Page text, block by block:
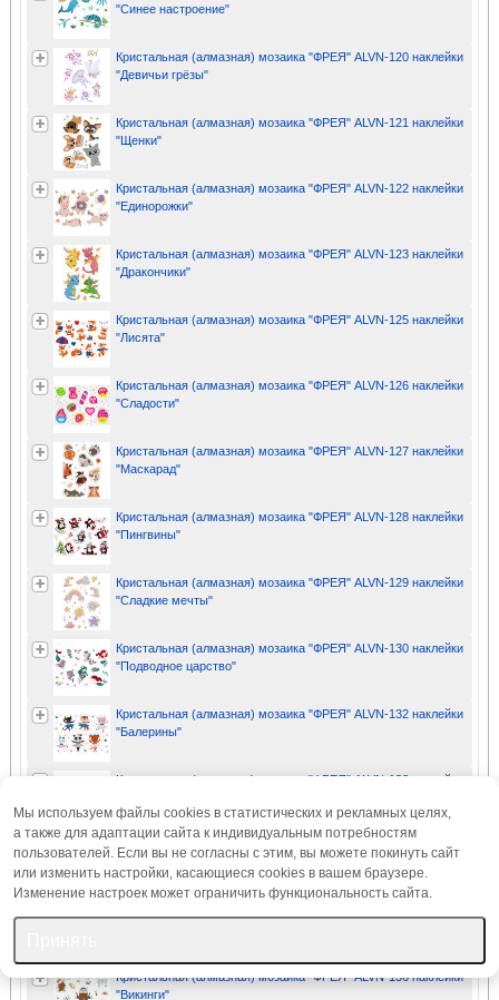
"Синее настроение"
Кристальная (алмазная) мозаика "ФРЕЯ" ALVN-120 наклейки
"Девичьи грёзы"
Кристальная (алмазная) мозаика "ФРЕЯ" ALVN-121 наклейки
"Щенки"
Кристальная (алмазная) мозаика "ФРЕЯ" ALVN-122 наклейки
"Единорожки"
Кристальная (алмазная) мозаика "ФРЕЯ" ALVN-123 наклейки
"Дракончики"
Кристальная (алмазная) мозаика "ФРЕЯ" ALVN-125 наклейки
"Лисята"
Кристальная (алмазная) мозаика "ФРЕЯ" ALVN-126 наклейки
"Сладости"
Кристальная (алмазная) мозаика "ФРЕЯ" ALVN-127 наклейки
"Маскарад"
Кристальная (алмазная) мозаика "ФРЕЯ" ALVN-128 наклейки
"Пингвины"
Кристальная (алмазная) мозаика "ФРЕЯ" ALVN-129 наклейки
"Сладкие мечты"
Кристальная (алмазная) мозаика "ФРЕЯ" ALVN-130 наклейки
"Подводное царство"
Кристальная (алмазная) мозаика "ФРЕЯ" ALVN-132 наклейки
"Балерины"
Кристальная (алмазная) мозаика "ФРЕЯ" ALVN-133 наклейки
Кристальная (алмазная) мозаика "ФРЕЯ" ALVN-134 наклейки
"Фантастические существа"
Кристальная (алмазная) мозаика "ФРЕЯ" ALVN-136 наклейки
"Викинги"
Мы используем файлы cookies в статистических и рекламных целях,
а также для адаптации сайта к индивидуальным потребностям
пользователей. Если вы не согласны с этим, вы можете покинуть сайт
или изменить настройки, касающиеся cookies в вашем браузере.
Изменение настроек может ограничить функциональность сайта.